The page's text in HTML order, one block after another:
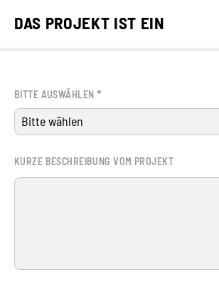
DAS PROJEKT IST EIN
BITTE AUSWÄHLEN *
KURZE BESCHREIBUNG VOM PROJEKT